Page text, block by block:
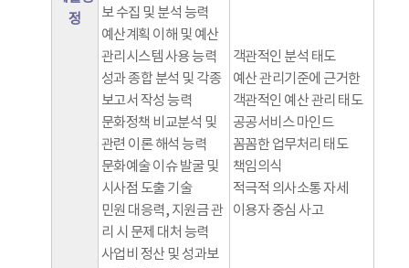
정
보 수집 및 분석 능력
예산계획 이해 및 예산
관리시스템 사용 능력
성과 종합 분석 및 각종
보고서 작성 능력
문화정책 비교분석 및
관련 이론 해석 능력
문화예술 이슈 발굴 및
시사점 도출 기술
민원 대응력, 지원금 관
리 시 문제 대처 능력
사업비 정산 및 성과보
객관적인 분석 태도
예산 관리기준에 근거한
객관적인 예산 관리 태도
공공서비스 마인드
꼼꼼한 업무처리 태도
책임의식
적극적 의사소통 자세
이용자 중심 사고